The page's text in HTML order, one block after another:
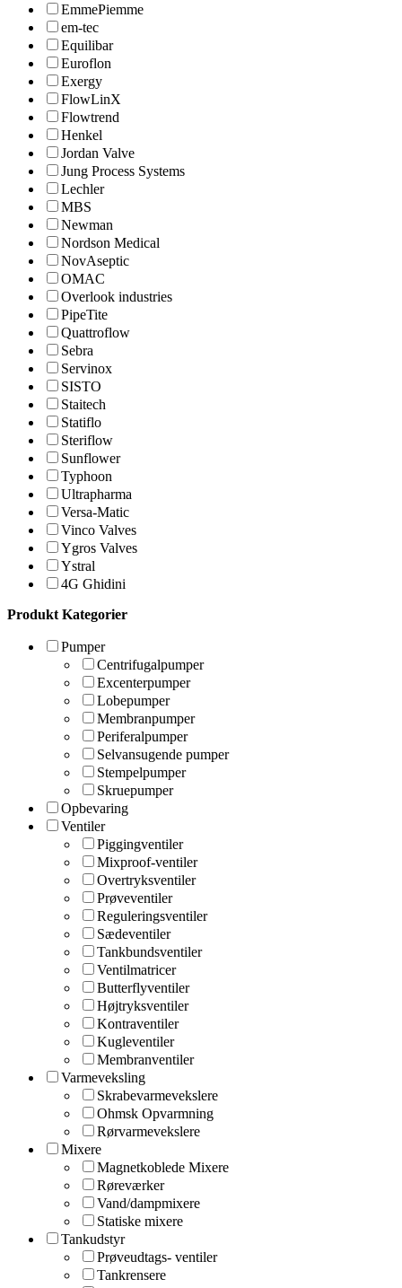
EmmePiemme
em-tec
Equilibar
Euroflon
Exergy
FlowLinX
Flowtrend
Henkel
Jordan Valve
Jung Process Systems
Lechler
MBS
Newman
Nordson Medical
NovAseptic
OMAC
Overlook industries
PipeTite
Quattroflow
Sebra
Servinox
SISTO
Staitech
Statiflo
Steriflow
Sunflower
Typhoon
Ultrapharma
Versa-Matic
Vinco Valves
Ygros Valves
Ystral
4G Ghidini
Produkt Kategorier
Pumper
Centrifugalpumper
Excenterpumper
Lobepumper
Membranpumper
Periferalpumper
Selvansugende pumper
Stempelpumper
Skruepumper
Opbevaring
Ventiler
Piggingventiler
Mixproof-ventiler
Overtryksventiler
Prøveventiler
Reguleringsventiler
Sædeventiler
Tankbundsventiler
Ventilmatricer
Butterflyventiler
Højtryksventiler
Kontraventiler
Kugleventiler
Membranventiler
Varmeveksling
Skrabevarmevekslere
Ohmsk Opvarmning
Rørvarmevekslere
Mixere
Magnetkoblede Mixere
Røreværker
Vand/dampmixere
Statiske mixere
Tankudstyr
Prøveudtags- ventiler
Tankrensere